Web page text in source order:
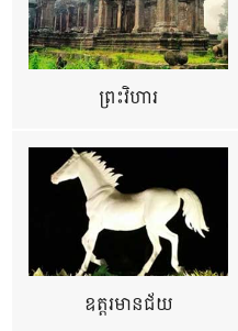
ព្រះវិហារ
ឧត្ដរមានជ័យ